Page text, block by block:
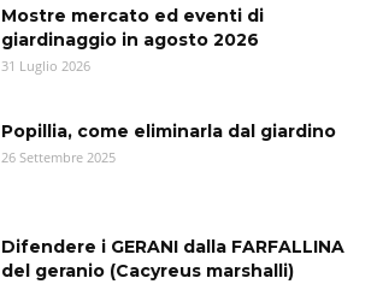
Mostre mercato ed eventi di
giardinaggio in agosto 2026
31 Luglio 2026
Popillia, come eliminarla dal giardino
26 Settembre 2025
Difendere i GERANI dalla FARFALLINA
del geranio (Cacyreus marshalli)